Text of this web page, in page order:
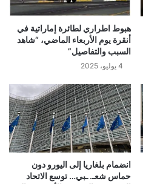
هبوط اطراري لطائرة إماراتية في
أنقرة يوم الأربعاء الماضي، “شاهد
السبب والتفاصيل”
4 يوليو، 2025
انضمام بلغاريا إلى اليورو دون
حماس شعـ. ـبي… توسع الاتحاد